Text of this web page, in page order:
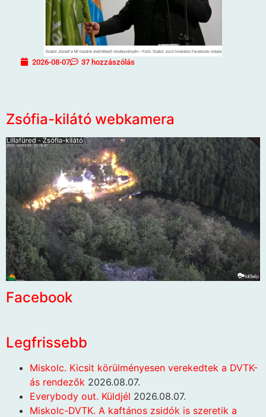
2026-08-07 37 hozzászólás
Zsófia-kilátó webkamera
Facebook
Legfrissebb
Miskolc. Kicsit körülményesen verekedtek a DVTK-
ás rendezők 2026.08.07.
Everybody out. Küldjél 2026.08.07.
Miskolc-DVTK. A kaftános zsidók is szeretik a